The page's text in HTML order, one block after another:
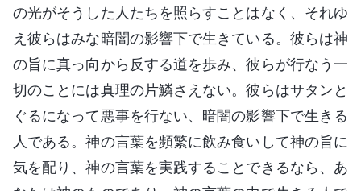
の光がそうした人たちを照らすことはなく、それゆ
え彼らはみな暗闇の影響下で生きている。彼らは神
の旨に真っ向から反する道を歩み、彼らが行なう一
切のことには真理の片鱗さえない。彼らはサタンと
ぐるになって悪事を行ない、暗闇の影響下で生きる
人である。神の言葉を頻繁に飲み食いして神の旨に
気を配り、神の言葉を実践することできるなら、あ